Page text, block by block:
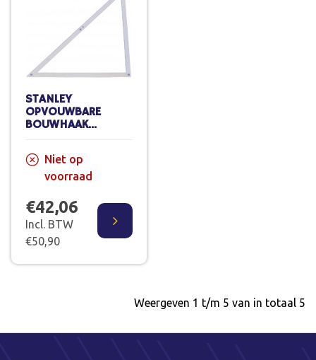
STANLEY
OPVOUWBARE
BOUWHAAK
013
Niet op
voorraad
€42,06
Incl. BTW
€50,90
Weergeven 1 t/m 5 van in totaal 5